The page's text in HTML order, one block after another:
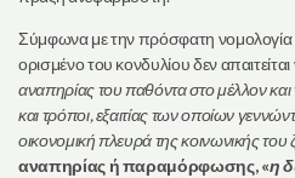
Σύμφωνα με την πρόσφατη νομολογία
ορισμένο του κονδυλίου δεν
αναπηρίας του παθόντα στο μέλλον και
και τρόποι, εξαιτίας των οποίων
οικονομική πλευρά της κοινωνικής του
αναπηρίας ή παραμόρφωσης, «η